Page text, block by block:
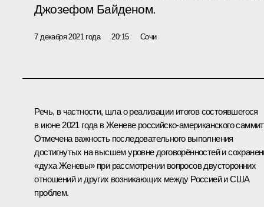
Джозефом Байденом.
7 декабря 2021 года 20:15 Сочи
Речь, в частности, шла о реализации итогов состоявшегося
в июне 2021 года в Женеве российско-американского
Отмечена важность последовательного выполнения
достигнутых на высшем уровне договорённостей и
«духа Женевы» при рассмотрении вопросов двусторонних
отношений и других возникающих между Россией и США
проблем.